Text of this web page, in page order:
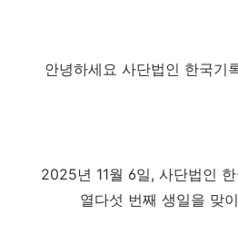
안녕하세요 사단법인 한국기
2025년 11월 6일, 사단법인
열다섯 번째 생일을 맞